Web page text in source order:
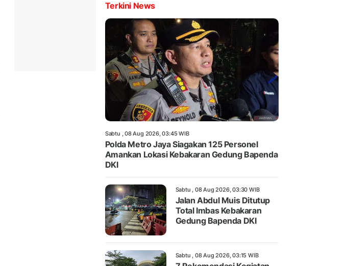
Terkini News
Sabtu , 08 Aug 2026, 03:45 WIB
Polda Metro Jaya Siagakan 125 Personel
Amankan Lokasi Kebakaran Gedung Bapenda
DKI
Sabtu , 08 Aug 2026, 03:30 WIB
Jalan Abdul Muis Ditutup
Total Imbas Kebakaran
Gedung Bapenda DKI
Sabtu , 08 Aug 2026, 03:15 WIB